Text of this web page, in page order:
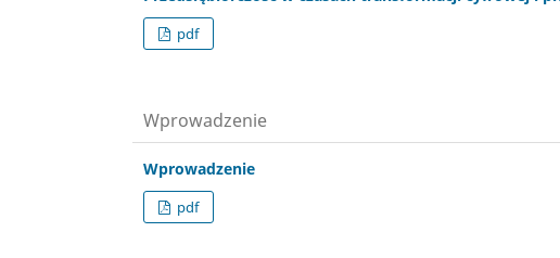
pdf
Wprowadzenie
Wprowadzenie
pdf